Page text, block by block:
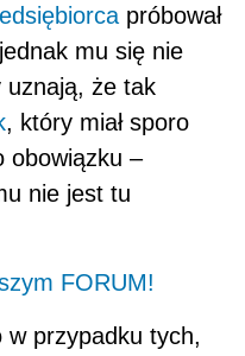
próbował
mu się nie
uznają, że tak
, który miał sporo
obowiązku –
nie jest tu
FORUM!
w przypadku tych,